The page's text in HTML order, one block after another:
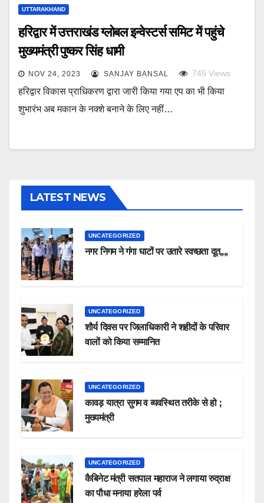
UTTARAKHAND
हरिद्वार में उत्तराखंड ग्लोबल इन्वेस्टर्स समिट में पहुंचे
मुख्यमंत्री पुष्कर सिंह धामी
NOV 24, 2023 SANJAY BANSAL 745 Views
हरिद्वार विकास प्राधिकरण द्वारा जारी किया गया एप का भी किया
शुभारंभ अब मकान के नक्शे बनाने के लिए नहीं…
LATEST NEWS
UNCATEGORIZED
नगर निगम ने गंगा घाटों पर उतारे स्वच्छता दूत,,,,
UNCATEGORIZED
शौर्य दिवस पर जिलाधिकारी ने शहीदों के परिवार
वालों को किया सम्मानित
UNCATEGORIZED
कावड़ यात्रा सुगम व व्यवस्थित तरीके से हो ;
मुख्यमंत्री
UNCATEGORIZED
कैबिनेट मंत्री सतपाल महाराज ने लगाया रुद्राक्ष
का पौधा मनाया हरेला पर्व